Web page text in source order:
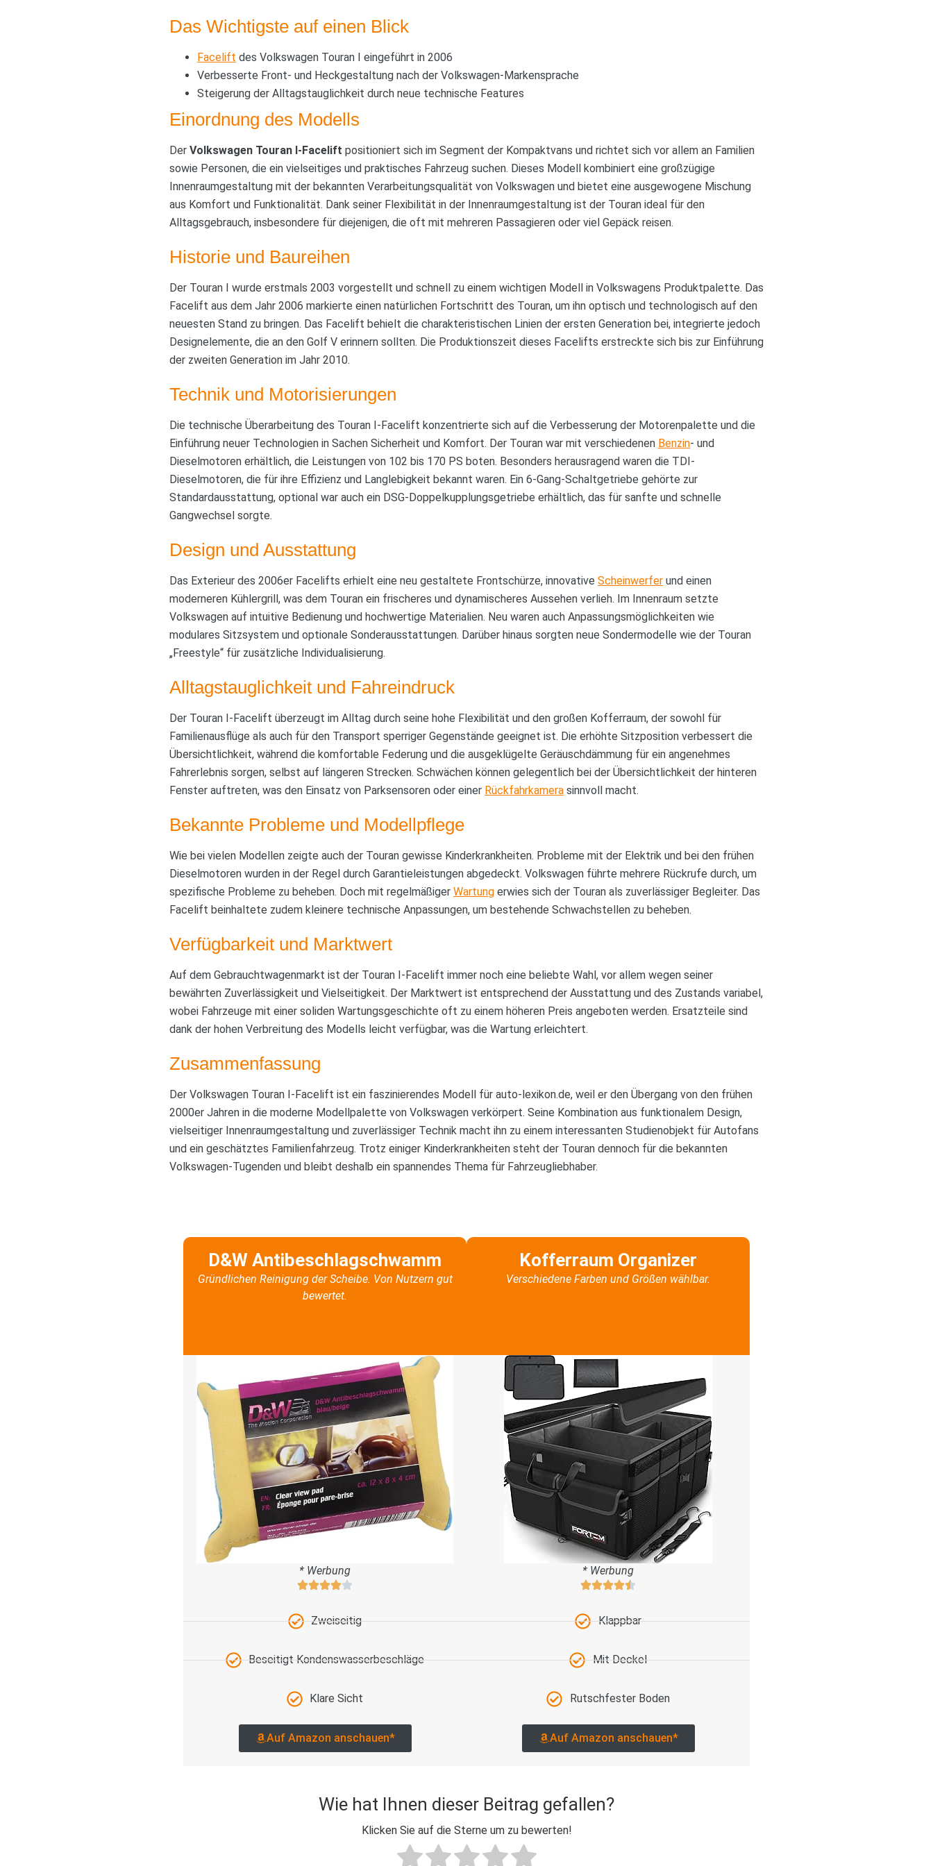
Das Wichtigste auf einen Blick
Facelift des Volkswagen Touran I eingeführt in 2006
Verbesserte Front- und Heckgestaltung nach der Volkswagen-Markensprache
Steigerung der Alltagstauglichkeit durch neue technische Features
Einordnung des Modells
Der Volkswagen Touran I-Facelift positioniert sich im Segment der Kompaktvans und richtet sich vor allem an Familien
sowie Personen, die ein vielseitiges und praktisches Fahrzeug suchen. Dieses Modell kombiniert eine großzügige
Innenraumgestaltung mit der bekannten Verarbeitungsqualität von Volkswagen und bietet eine ausgewogene Mischung
aus Komfort und Funktionalität. Dank seiner Flexibilität in der Innenraumgestaltung ist der Touran ideal für den
Alltagsgebrauch, insbesondere für diejenigen, die oft mit mehreren Passagieren oder viel Gepäck reisen.
Historie und Baureihen
Der Touran I wurde erstmals 2003 vorgestellt und schnell zu einem wichtigen Modell in Volkswagens Produktpalette. Das
Facelift aus dem Jahr 2006 markierte einen natürlichen Fortschritt des Touran, um ihn optisch und technologisch auf den
neuesten Stand zu bringen. Das Facelift behielt die charakteristischen Linien der ersten Generation bei, integrierte jedoch
Designelemente, die an den Golf V erinnern sollten. Die Produktionszeit dieses Facelifts erstreckte sich bis zur Einführung
der zweiten Generation im Jahr 2010.
Technik und Motorisierungen
Die technische Überarbeitung des Touran I-Facelift konzentrierte sich auf die Verbesserung der Motorenpalette und die
Einführung neuer Technologien in Sachen Sicherheit und Komfort. Der Touran war mit verschiedenen Benzin- und
Dieselmotoren erhältlich, die Leistungen von 102 bis 170 PS boten. Besonders herausragend waren die TDI-
Dieselmotoren, die für ihre Effizienz und Langlebigkeit bekannt waren. Ein 6-Gang-Schaltgetriebe gehörte zur
Standardausstattung, optional war auch ein DSG-Doppelkupplungsgetriebe erhältlich, das für sanfte und schnelle
Gangwechsel sorgte.
Design und Ausstattung
Das Exterieur des 2006er Facelifts erhielt eine neu gestaltete Frontschürze, innovative Scheinwerfer und einen
moderneren Kühlergrill, was dem Touran ein frischeres und dynamischeres Aussehen verlieh. Im Innenraum setzte
Volkswagen auf intuitive Bedienung und hochwertige Materialien. Neu waren auch Anpassungsmöglichkeiten wie
modulares Sitzsystem und optionale Sonderausstattungen. Darüber hinaus sorgten neue Sondermodelle wie der Touran
„Freestyle“ für zusätzliche Individualisierung.
Alltagstauglichkeit und Fahreindruck
Der Touran I-Facelift überzeugt im Alltag durch seine hohe Flexibilität und den großen Kofferraum, der sowohl für
Familienausflüge als auch für den Transport sperriger Gegenstände geeignet ist. Die erhöhte Sitzposition verbessert die
Übersichtlichkeit, während die komfortable Federung und die ausgeklügelte Geräuschdämmung für ein angenehmes
Fahrerlebnis sorgen, selbst auf längeren Strecken. Schwächen können gelegentlich bei der Übersichtlichkeit der hinteren
Fenster auftreten, was den Einsatz von Parksensoren oder einer Rückfahrkamera sinnvoll macht.
Bekannte Probleme und Modellpflege
Wie bei vielen Modellen zeigte auch der Touran gewisse Kinderkrankheiten. Probleme mit der Elektrik und bei den frühen
Dieselmotoren wurden in der Regel durch Garantieleistungen abgedeckt. Volkswagen führte mehrere Rückrufe durch, um
spezifische Probleme zu beheben. Doch mit regelmäßiger Wartung erwies sich der Touran als zuverlässiger Begleiter. Das
Facelift beinhaltete zudem kleinere technische Anpassungen, um bestehende Schwachstellen zu beheben.
Verfügbarkeit und Marktwert
Auf dem Gebrauchtwagenmarkt ist der Touran I-Facelift immer noch eine beliebte Wahl, vor allem wegen seiner
bewährten Zuverlässigkeit und Vielseitigkeit. Der Marktwert ist entsprechend der Ausstattung und des Zustands variabel,
wobei Fahrzeuge mit einer soliden Wartungsgeschichte oft zu einem höheren Preis angeboten werden. Ersatzteile sind
dank der hohen Verbreitung des Modells leicht verfügbar, was die Wartung erleichtert.
Zusammenfassung
Der Volkswagen Touran I-Facelift ist ein faszinierendes Modell für auto-lexikon.de, weil er den Übergang von den frühen
2000er Jahren in die moderne Modellpalette von Volkswagen verkörpert. Seine Kombination aus funktionalem Design,
vielseitiger Innenraumgestaltung und zuverlässiger Technik macht ihn zu einem interessanten Studienobjekt für Autofans
und ein geschätztes Familienfahrzeug. Trotz einiger Kinderkrankheiten steht der Touran dennoch für die bekannten
Volkswagen-Tugenden und bleibt deshalb ein spannendes Thema für Fahrzeugliebhaber.
D&W Antibeschlagschwamm
Gründlichen Reinigung der Scheibe. Von Nutzern gut
bewertet.
* Werbung
Zweiseitig
Beseitigt Kondenswasserbeschläge
Klare Sicht
Auf Amazon anschauen*
Kofferraum Organizer
Verschiedene Farben und Größen wählbar.
* Werbung
Klappbar
Mit Deckel
Rutschfester Boden
Auf Amazon anschauen*
Wie hat Ihnen dieser Beitrag gefallen?
Klicken Sie auf die Sterne um zu bewerten!